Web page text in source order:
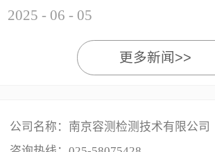
2025 - 06 - 05
更多新闻>>
公司名称：南京容测检测技术有限公司